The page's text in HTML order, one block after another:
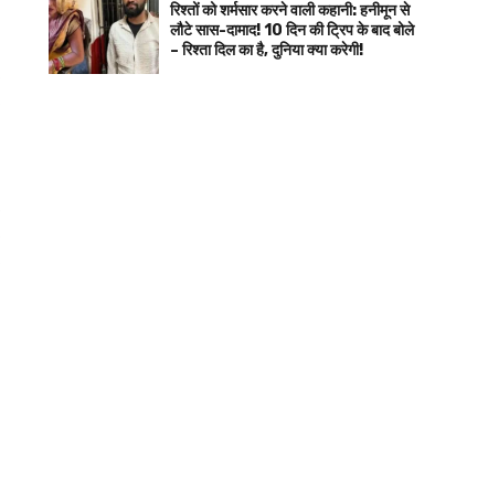
रिश्तों को शर्मसार करने वाली कहानी: हनीमून से
लौटे सास-दामाद! 10 दिन की ट्रिप के बाद बोले
– रिश्ता दिल का है, दुनिया क्या करेगी!